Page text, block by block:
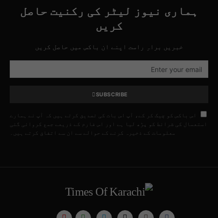
ہماری نیوز لیٹر کی رکنیت حاصل
کریں
خبریں براہِ راست اپنے ان باکس میں حاصل کریں
SUBSCRIBE
اس باکس کو چیک کر کے، آپ اس بات کی تصدیق کرتے ہیں کہ آپ نے ہمارے
استعمال کی شرائط کو پڑھ لیا ہے اور اس فارم کے ذریعے جمع کروائی گئی
معلومات کے ذخیرہ کرنے کے حوالے سے ان سے اتفاق کرتے ہیں۔